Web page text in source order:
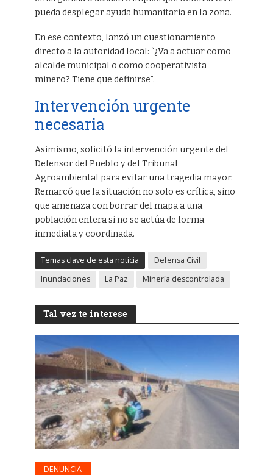
pueda desplegar ayuda humanitaria en la zona.
En ese contexto, lanzó un cuestionamiento
directo a la autoridad local: “¿Va a actuar como
alcalde municipal o como cooperativista
minero? Tiene que definirse”.
Intervención urgente
necesaria
Asimismo, solicitó la intervención urgente del
Defensor del Pueblo y del Tribunal
Agroambiental para evitar una tragedia mayor.
Remarcó que la situación no solo es crítica, sino
que amenaza con borrar del mapa a una
población entera si no se actúa de forma
inmediata y coordinada.
Temas clave de esta noticia
Defensa Civil
Inundaciones
La Paz Minería descontrolada
Tal vez te interese
DENUNCIA